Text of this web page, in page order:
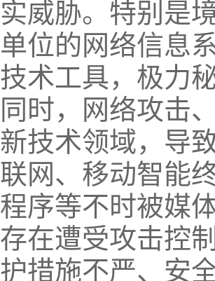
实威胁。特别是
单位的网络信息
技术工具，极力
同时，网络攻击
新技术领域，导
联网、移动智能
程序等不时被媒
存在遭受攻击控
护措施不严、安